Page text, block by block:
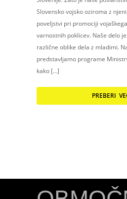
Slovensko vojsko oziroma z
poveljstvi pri promociji
varnostnih poklicev. Naše delo
različne oblike dela z mladimi.
predstavljamo programe
kako […]
PREBERI